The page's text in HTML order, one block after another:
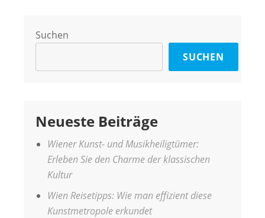
Suchen
SUCHEN
Neueste Beiträge
Wiener Kunst- und Musikheiligtümer:
Erleben Sie den Charme der klassischen
Kultur
Wien Reisetipps: Wie man effizient diese
Kunstmetropole erkundet